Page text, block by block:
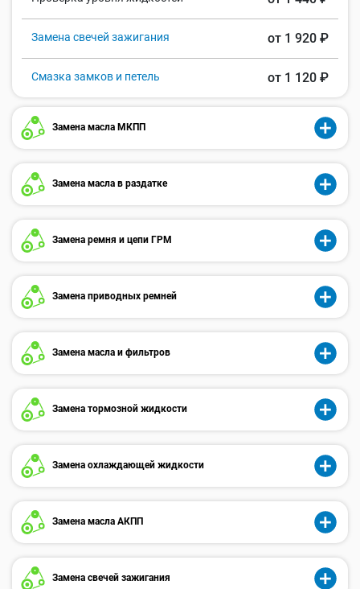
Замена свечей зажигания от 1 920 ₽
Смазка замков и петель от 1 120 ₽
Замена масла МКПП
Замена масла в раздатке
Замена ремня и цепи ГРМ
Замена приводных ремней
Замена масла и фильтров
Замена тормозной жидкости
Замена охлаждающей жидкости
Замена масла АКПП
Замена свечей зажигания